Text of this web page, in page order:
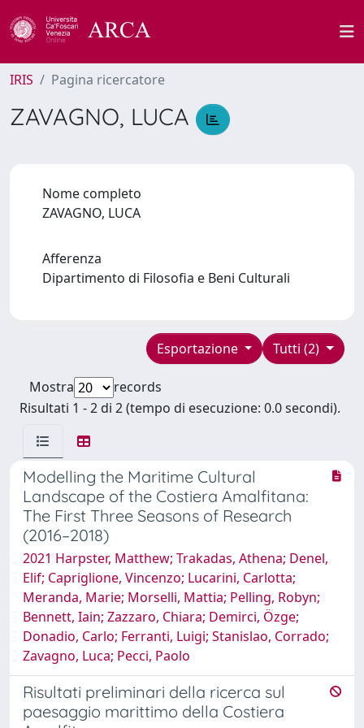
IRIS Pagina ricercatore
ZAVAGNO, LUCA
Nome completo
ZAVAGNO, LUCA
Afferenza
Dipartimento di Filosofia e Beni Culturali
Tutti (2)
Esportazione
Mostra
records
Risultati 1 - 2 di 2 (tempo di esecuzione: 0.0 secondi).
Modelling the Maritime Cultural
Landscape of the Costiera Amalfitana:
The First Three Seasons of Research
(2016–2018)
2021 Harpster, Matthew; Trakadas, Athena; Denel,
Elif; Capriglione, Vincenzo; Lucarini, Carlotta;
Meranda, Marie; Morselli, Mattia; Pelling, Robyn;
Bennett, Iain; Zazzaro, Chiara; Demirci, Özge;
Donadio, Carlo; Ferranti, Luigi; Stanislao, Corrado;
Zavagno, Luca; Pecci, Paolo
Risultati preliminari della ricerca sul
paesaggio marittimo della Costiera